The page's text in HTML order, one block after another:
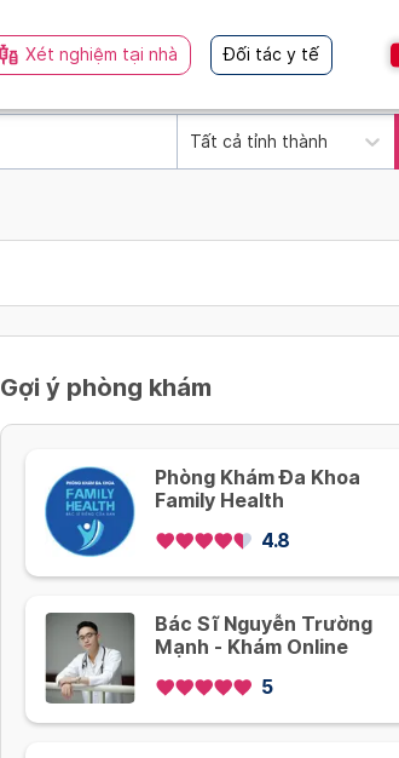
Xét nghiệm tại nhà Đối tác y tế
Tất cả tỉnh thành
Gợi ý phòng khám
Phòng Khám Đa Khoa
Family Health
4.8
Bác Sĩ Nguyễn Trường
Mạnh - Khám Online
5